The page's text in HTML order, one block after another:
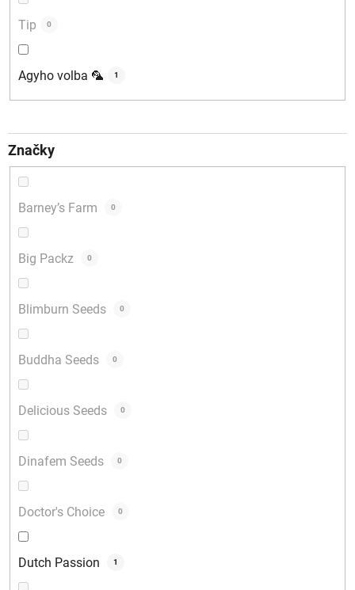
Tip 0
Agyho volba 🦜 1
Značky
Barney’s Farm 0
Big Packz 0
Blimburn Seeds 0
Buddha Seeds 0
Delicious Seeds 0
Dinafem Seeds 0
Doctor's Choice 0
Dutch Passion 1